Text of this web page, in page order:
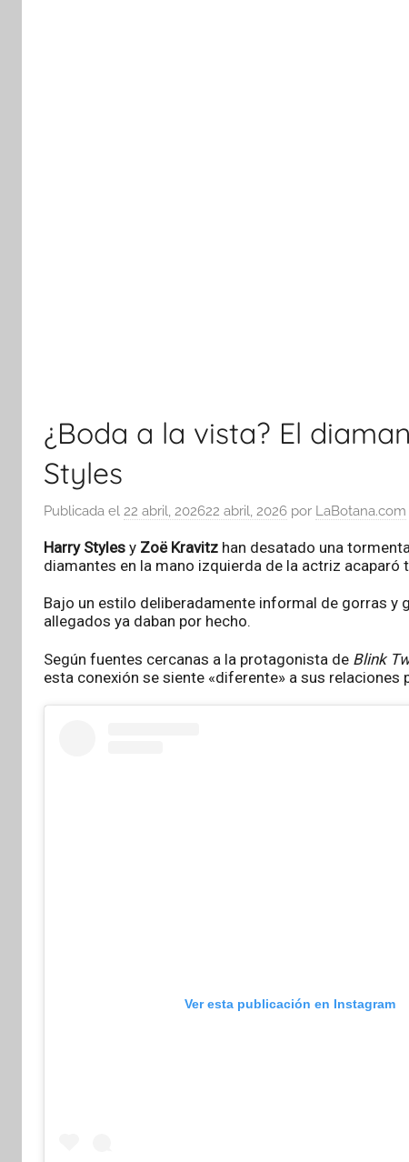
¿Boda a la vista? El
Styles
Publicada el 22 abril, 202622 abril, 2026 por LaBotana.com
Harry Styles y Zoë Kravitz han desatado una
diamantes en la mano izquierda de la actriz acaparó
Bajo un estilo deliberadamente informal de gorras y
allegados ya daban por hecho.
Según fuentes cercanas a la protagonista de Blink
esta conexión se siente «diferente» a sus relaciones
Ver esta publicación en Instagram